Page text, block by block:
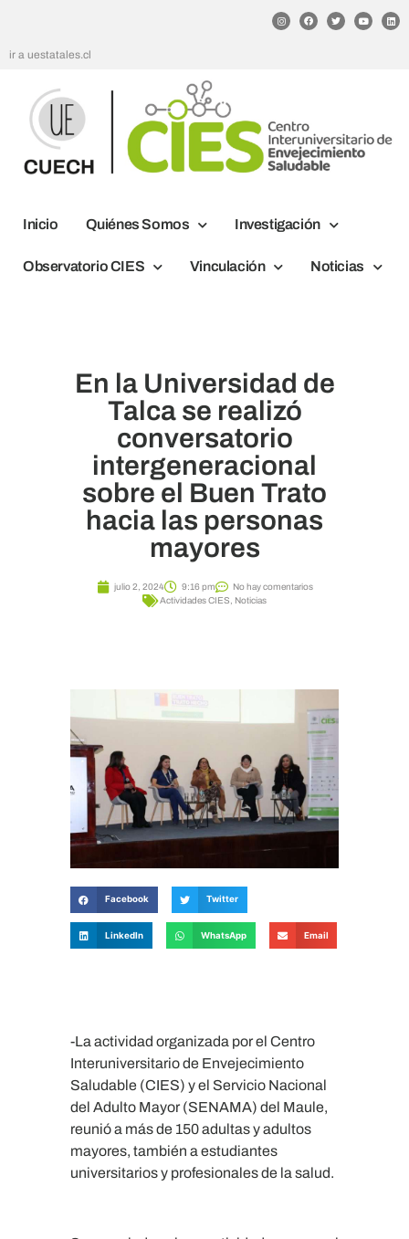
ir a uestatales.cl
Inicio Quiénes Somos Investigación
Observatorio CIES Vinculación Noticias
En la Universidad de
Talca se realizó
conversatorio
intergeneracional
sobre el Buen Trato
hacia las personas
mayores
julio 2, 2024 9:16 pm
No hay comentarios
Actividades CIES
Noticias
Facebook Twitter
LinkedIn WhatsApp Email
-La actividad organizada por el Centro
Interuniversitario de Envejecimiento
Saludable (CIES) y el Servicio Nacional
del Adulto Mayor (SENAMA) del Maule,
reunió a más de 150 adultas y adultos
mayores, también a estudiantes
universitarios y profesionales de la salud.